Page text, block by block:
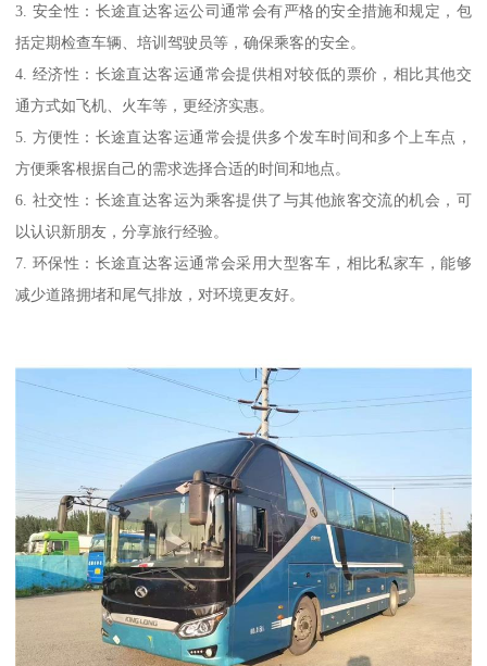
3. 安全性：长途直达客运公司通常会有严格的安全措施和规定，包
括定期检查车辆、培训驾驶员等，确保乘客的安全。
4. 经济性：长途直达客运通常会提供相对较低的票价，相比其他交
通方式如飞机、火车等，更经济实惠。
5. 方便性：长途直达客运通常会提供多个发车时间和多个上车点，
方便乘客根据自己的需求选择合适的时间和地点。
6. 社交性：长途直达客运为乘客提供了与其他旅客交流的机会，可
以认识新朋友，分享旅行经验。
7. 环保性：长途直达客运通常会采用大型客车，相比私家车，能够
减少道路拥堵和尾气排放，对环境更友好。